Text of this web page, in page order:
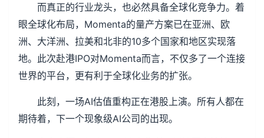
而真正的行业龙头，也必然具备全球化竞争力。着
眼全球化布局，Momenta的量产方案已在亚洲、欧
洲、大洋洲、拉美和北非的10多个国家和地区实现落
地。此次赴港IPO对Momenta而言，不仅多了一个连接
世界的平台，更有利于全球化业务的扩张。
此刻，一场AI估值重构正在港股上演。所有人都在
期待着，下一个现象级AI公司的出现。